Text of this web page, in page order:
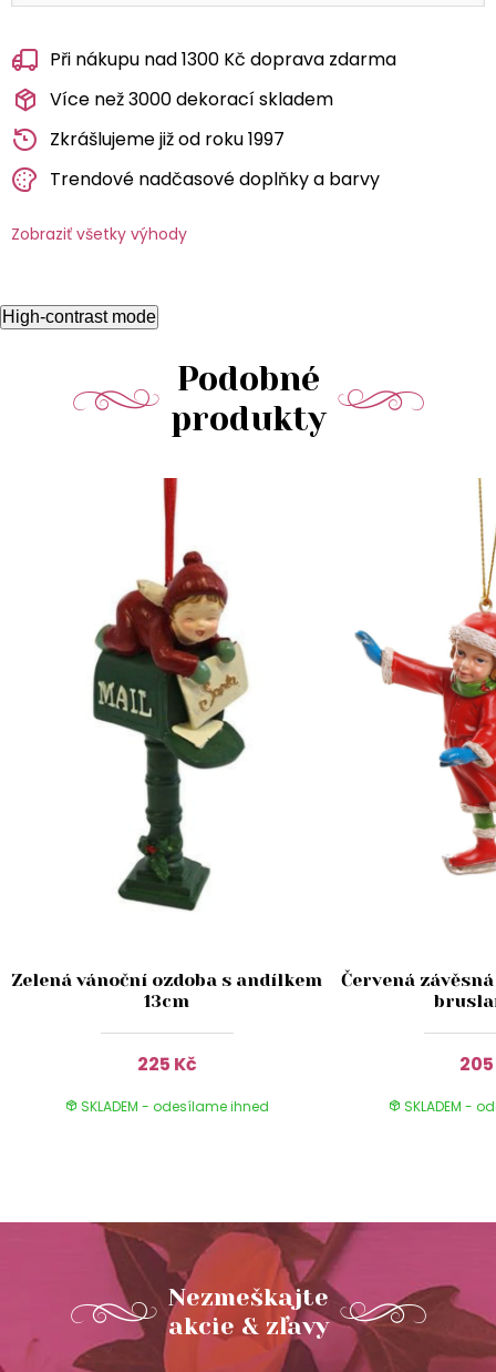
Při nákupu nad 1300 Kč doprava zdarma
Více než 3000 dekorací skladem
Zkrášlujeme již od roku 1997
Trendové nadčasové doplňky a barvy
Zobraziť všetky výhody
High-contrast mode
Podobné
produkty
Zelená vánoční ozdoba s andílkem
13cm
225 Kč
SKLADEM - odesílame ihned
Červená
SKLADEM -
Nezmeškajte
akcie & zľavy